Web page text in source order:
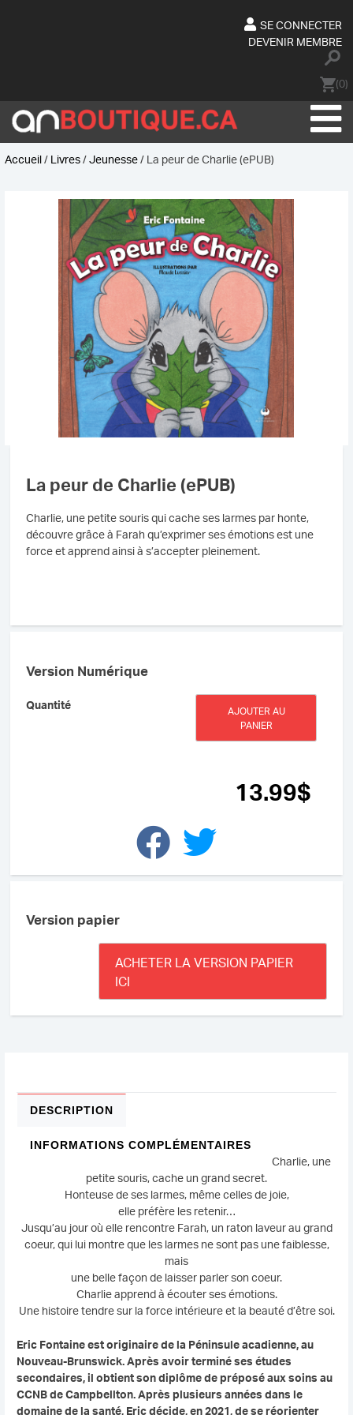
SE CONNECTER
DEVENIR MEMBRE
(0)
Accueil/ Livres/Jeunesse/ La peur de Charlie (ePUB)
La peur de Charlie (ePUB)
Charlie, une petite souris qui cache ses larmes par honte,
découvre grâce à Farah qu’exprimer ses émotions est une
force et apprend ainsi à s’accepter pleinement.
Version Numérique
Quantité
AJOUTER AU
PANIER
13.99$
Version papier
ACHETER LA VERSION PAPIER
ICI
DESCRIPTION
INFORMATIONS COMPLÉMENTAIRES
Charlie, une
petite souris, cache un grand secret.
Honteuse de ses larmes, même celles de joie,
elle préfère les retenir…
Jusqu’au jour où elle rencontre Farah, un raton laveur au grand
coeur, qui lui montre que les larmes ne sont pas une faiblesse,
mais
une belle façon de laisser parler son coeur.
Charlie apprend à écouter ses émotions.
Une histoire tendre sur la force intérieure et la beauté d’être soi.
Eric Fontaine est originaire de la Péninsule acadienne, au
Nouveau-Brunswick. Après avoir terminé ses études
secondaires, il obtient son diplôme de préposé aux soins au
CCNB de Campbellton. Après plusieurs années dans le
domaine de la santé, Eric décide, en 2021, de se réorienter